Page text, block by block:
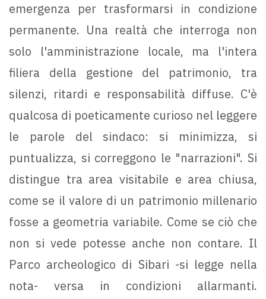
emergenza per trasformarsi in condizione
permanente. Una realtà che interroga non
solo l'amministrazione locale, ma l'intera
filiera della gestione del patrimonio, tra
silenzi, ritardi e responsabilità diffuse. C'è
qualcosa di poeticamente curioso nel leggere
le parole del sindaco: si minimizza, si
puntualizza, si correggono le "narrazioni". Si
distingue tra area visitabile e area chiusa,
come se il valore di un patrimonio millenario
fosse a geometria variabile. Come se ciò che
non si vede potesse anche non contare. Il
Parco archeologico di Sibari -si legge nella
nota- versa in condizioni allarmanti.